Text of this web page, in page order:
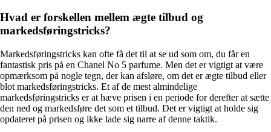
Hvad er forskellen mellem ægte tilbud og
markedsføringstricks?
Markedsføringstricks kan ofte få det til at se ud som om, du får en
fantastisk pris på en Chanel No 5 parfume. Men det er vigtigt at være
opmærksom på nogle tegn, der kan afsløre, om det er ægte tilbud eller
blot markedsføringstricks. Et af de mest almindelige
markedsføringstricks er at hæve prisen i en periode for derefter at sætte
den ned og markedsføre det som et tilbud. Det er vigtigt at holde sig
opdateret på prisen og ikke lade sig narre af denne taktik.